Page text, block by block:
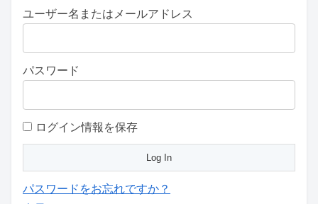
ユーザー名またはメールアドレス
パスワード
ログイン情報を保存
パスワードをお忘れですか？